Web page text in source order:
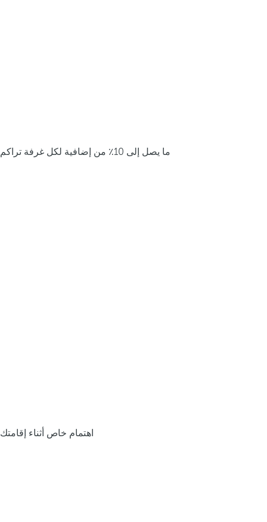
ما يصل إلى 10٪ من إضافية لكل غرفة تراكم
اهتمام خاص أثناء إقامتك